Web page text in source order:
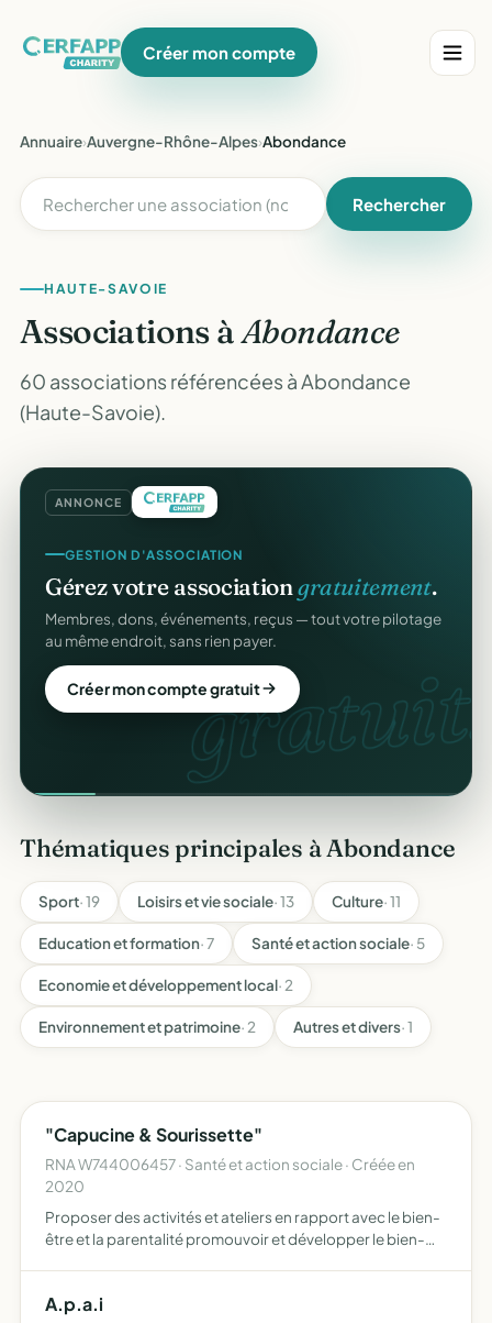
Créer mon compte
Annuaire›Auvergne-Rhône-Alpes›Abondance
Rechercher
HAUTE-SAVOIE
Associations àAbondance
60 associations référencées à Abondance
(Haute-Savoie).
ANNONCE
gratuit.
GESTION D'ASSOCIATION
Gérez votre associationgratuitement.
Membres, dons, événements, reçus — tout votre pilotage
au même endroit, sans rien payer.
Créer mon compte gratuit
Thématiques principales à Abondance
Sport· 19 Loisirs et vie sociale· 13 Culture· 11
Education et formation· 7 Santé et action sociale· 5
Economie et développement local· 2
Environnement et patrimoine· 2 Autres et divers· 1
"Capucine & Sourissette"
RNA W744006457 · Santé et action sociale · Créée en
2020
Proposer des activités et ateliers en rapport avec le bien-
être et la parentalité promouvoir et développer le bien-
A.p.a.i